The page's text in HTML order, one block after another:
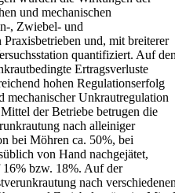
und mechanischen
, Zwiebel- und
und, mit breiterer
quantifiziert. Auf
Ertragsverluste
hohen Regulationserfolg
mechanischer Unkrautregulation
der Betriebe betrugen die
nach alleiniger
bei Möhren ca. 50%, bei
von Hand nachgejätet,
16% bzw. 18%. Auf der
nach